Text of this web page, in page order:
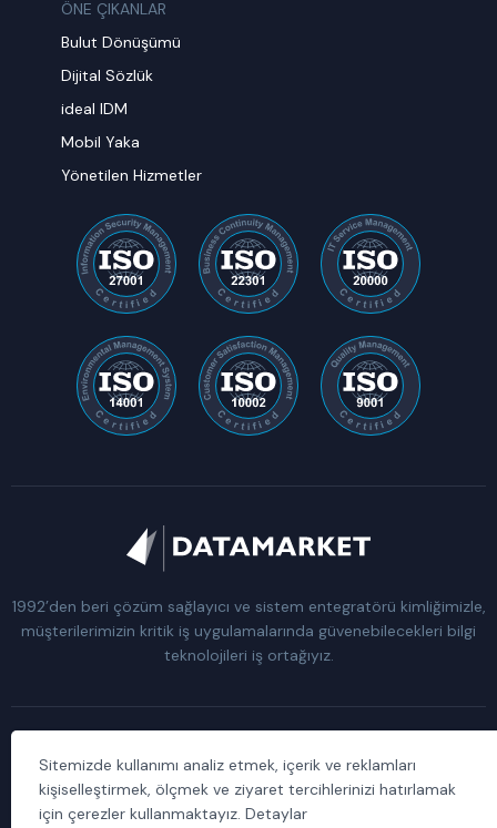
ÖNE ÇIKANLAR
Bulut Dönüşümü
Dijital Sözlük
ideal IDM
Mobil Yaka
Yönetilen Hizmetler
1992’den beri çözüm sağlayıcı ve sistem entegratörü kimliğimizle,
müşterilerimizin kritik iş uygulamalarında güvenebilecekleri bilgi
teknolojileri iş ortağıyız.
Kişisel Verilerin Korunması Kanunu Aydınlatma Metni
Sitemizde kullanımı analiz etmek, içerik ve reklamları
kişiselleştirmek, ölçmek ve ziyaret tercihlerinizi hatırlamak
için çerezler kullanmaktayız. Detaylar